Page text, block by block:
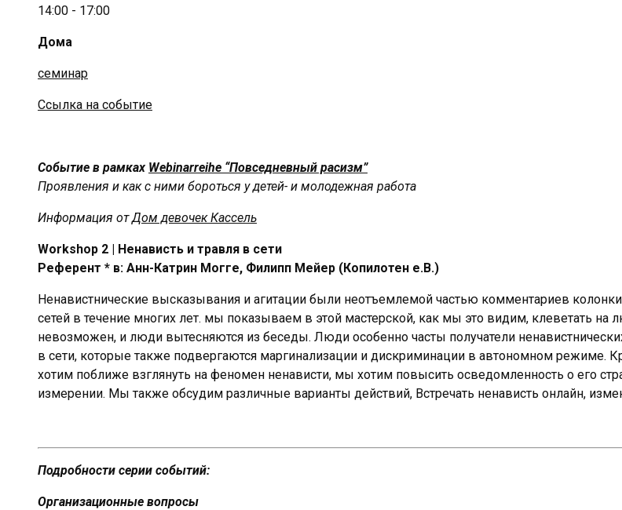
14:00 - 17:00
Дома
семинар
Ссылка на событие
Событие в рамках Webinarreihe “Повседневный расизм”
Проявления и как с ними бороться у детей- и молодежная работа
Информация отДом девочек Кассель
Workshop 2 | Ненависть и травля в сети
Референт * в: Анн-Катрин Могге, Филипп Мейер (Копилотен е.В.)
Ненавистнические высказывания и агитации были неотъемлемой частью комментариев
сетей в течение многих лет. мы показываем в этой мастерской, как мы это видим, клеветать на
невозможен, и люди вытесняются из беседы. Люди особенно часты получатели
в сети, которые также подвергаются маргинализации и дискриминации в автономном режиме.
хотим поближе взглянуть на феномен ненависти, мы хотим повысить осведомленность о его
измерении. Мы также обсудим различные варианты действий, Встречать ненависть онлайн,
Подробности серии событий:
Организационные вопросы